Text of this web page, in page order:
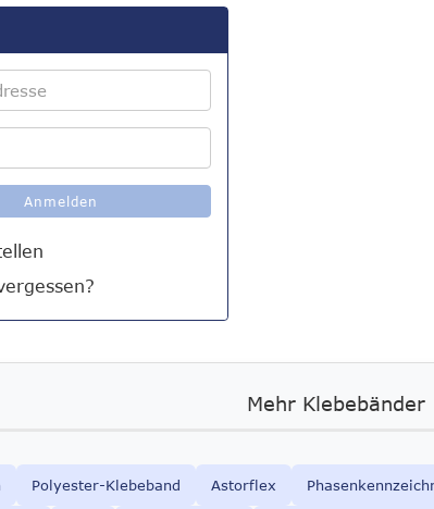
Anmelden
Mehr Klebebänder
Polyester-Klebeband Astorflex